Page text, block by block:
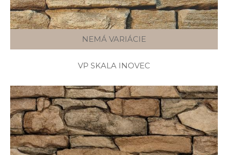
NEMÁ VARIÁCIE
VP SKALA INOVEC